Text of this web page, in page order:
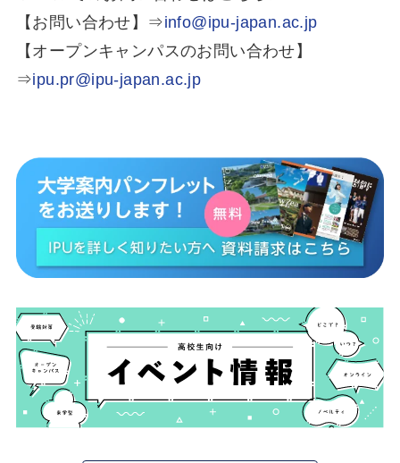
【お問い合わせ】⇒info@ipu-japan.ac.jp
【オープンキャンパスのお問い合わせ】
⇒ipu.pr@ipu-japan.ac.jp